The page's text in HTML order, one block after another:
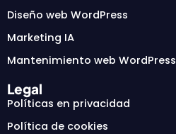
Diseño web WordPress
Marketing IA
Mantenimiento web WordPress
Legal
Políticas en privacidad
Política de cookies